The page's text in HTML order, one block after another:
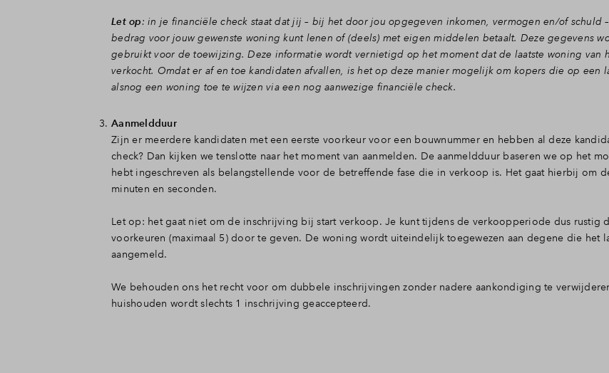
Let op: in je financiële check staat dat jij – bij het door jou opgegeven inkomen, vermogen en/of schuld
bedrag voor jouw gewenste woning kunt lenen of (deels) met eigen middelen betaalt. Deze gegevens
gebruikt voor de toewijzing. Deze informatie wordt vernietigd op het moment dat de laatste woning van
verkocht. Omdat er af en toe kandidaten afvallen, is het op deze manier mogelijk om kopers die op een
alsnog een woning toe te wijzen via een nog aanwezige financiële check.
Aanmeldduur
Zijn er meerdere kandidaten met een eerste voorkeur voor een bouwnummer en hebben al deze
check? Dan kijken we tenslotte naar het moment van aanmelden. De aanmeldduur baseren we op het
hebt ingeschreven als belangstellende voor de betreffende fase die in verkoop is. Het gaat hierbij om
minuten en seconden.
Let op: het gaat niet om de inschrijving bij start verkoop. Je kunt tijdens de verkoopperiode dus rustig
voorkeuren (maximaal 5) door te geven. De woning wordt uiteindelijk toegewezen aan degene die het
aangemeld.
We behouden ons het recht voor om dubbele inschrijvingen zonder nadere aankondiging te
huishouden wordt slechts 1 inschrijving geaccepteerd.